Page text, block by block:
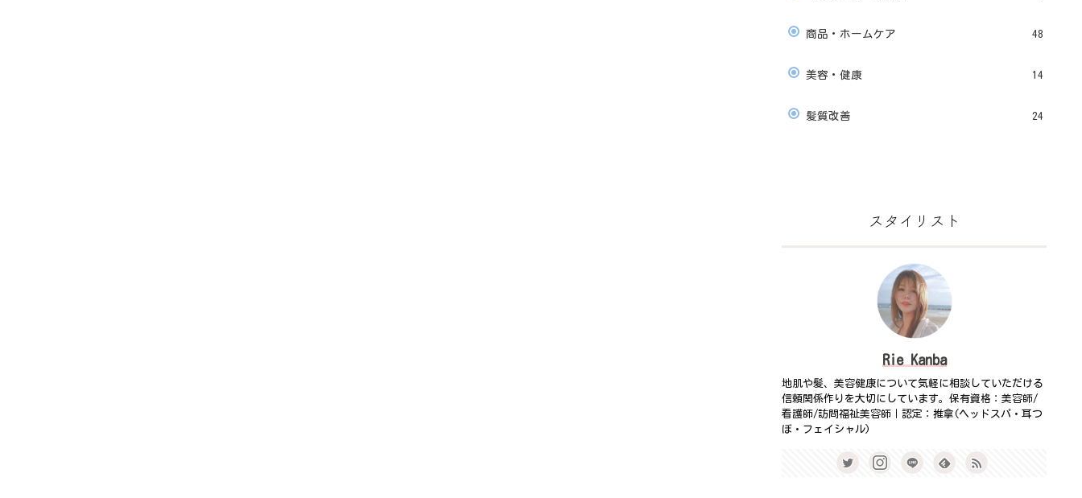
商品・ホームケア 48
美容・健康 14
髪質改善 24
スタイリスト
Rie Kanba
地肌や髪、美容健康について気軽に相談していただける
信頼関係作りを大切にしています。保有資格：美容師/
看護師/訪問福祉美容師｜認定：推拿(ヘッドスパ・耳つ
ぼ・フェイシャル)